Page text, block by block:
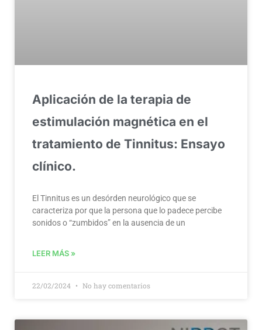
Aplicación de la terapia de
estimulación magnética en el
tratamiento de Tinnitus: Ensayo
clínico.
El Tinnitus es un desórden neurológico que se
caracteriza por que la persona que lo padece percibe
sonidos o “zumbidos” en la ausencia de un
LEER MÁS »
22/02/2024 No hay comentarios